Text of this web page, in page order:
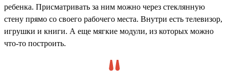
ребенка. Присматривать за ним можно через стеклянную
стену прямо со своего рабочего места. Внутри есть телевизор,
игрушки и книги. А еще мягкие модули, из которых можно
что-то построить.